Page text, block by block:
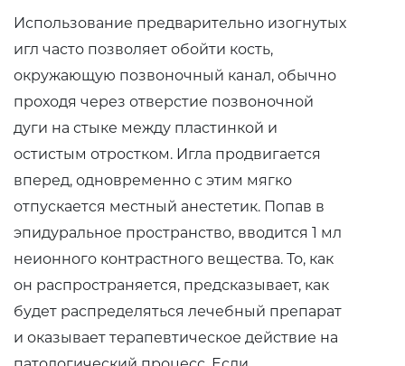
Использование предварительно изогнутых
игл часто позволяет обойти кость,
окружающую позвоночный канал, обычно
проходя через отверстие позвоночной
дуги на стыке между пластинкой и
остистым отростком. Игла продвигается
вперед, одновременно с этим мягко
отпускается местный анестетик. Попав в
эпидуральное пространство, вводится 1 мл
неионного контрастного вещества. То, как
он распространяется, предсказывает, как
будет распределяться лечебный препарат
и оказывает терапевтическое действие на